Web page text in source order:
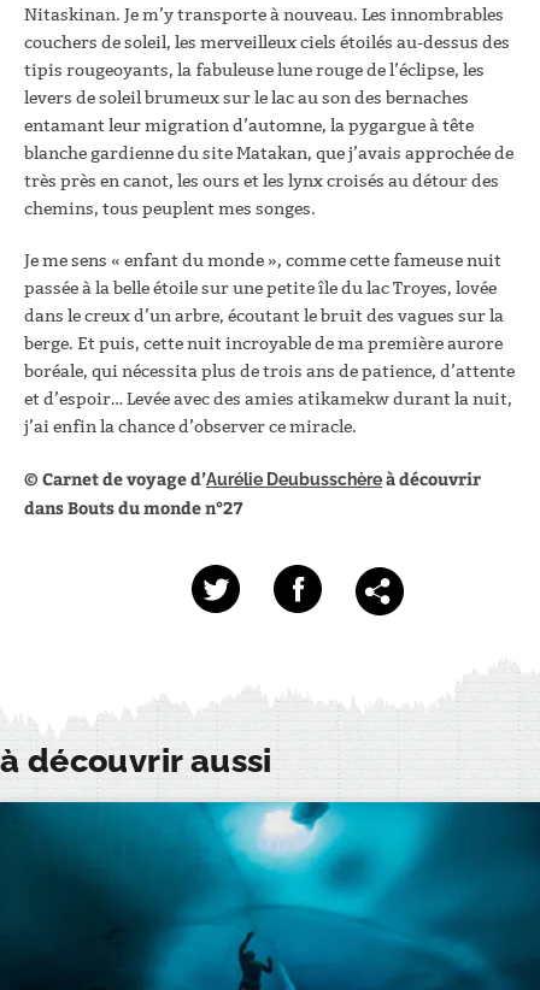
Nitaskinan. Je m’y transporte à nouveau. Les innombrables
couchers de soleil, les merveilleux ciels étoilés au-dessus des
tipis rougeoyants, la fabuleuse lune rouge de l’éclipse, les
levers de soleil brumeux sur le lac au son des bernaches
entamant leur migration d’automne, la pygargue à tête
blanche gardienne du site Matakan, que j’avais approchée de
très près en canot, les ours et les lynx croisés au détour des
chemins, tous peuplent mes songes.
Je me sens « enfant du monde », comme cette fameuse nuit
passée à la belle étoile sur une petite île du lac Troyes, lovée
dans le creux d’un arbre, écoutant le bruit des vagues sur la
berge. Et puis, cette nuit incroyable de ma première aurore
boréale, qui nécessita plus de trois ans de patience, d’attente
et d’espoir… Levée avec des amies atikamekw durant la nuit,
j’ai enfin la chance d’observer ce miracle.
© Carnet de voyage d’Aurélie Deubusschèreà découvrir
dans Bouts du monde n°27
à découvrir aussi